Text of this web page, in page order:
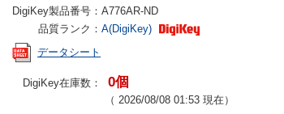
DigiKey製品番号： A776AR-ND
品質ランク： A(DigiKey)
データシート
DigiKey在庫数： 0個
（ 2026/08/08 01:53 現在）